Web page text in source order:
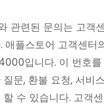
관련된 문의는 고객
애플스토어 고객센터
입니다. 이 번호를
문, 환불 요청, 서비
할 수 있습니다. 고객